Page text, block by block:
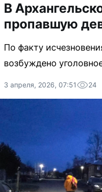
В
пропавшую
По факту
возбуждено
3 апреля, 2026, 07:51 24